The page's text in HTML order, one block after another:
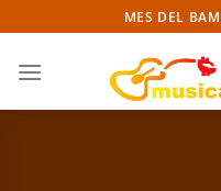
to
content
MES DEL